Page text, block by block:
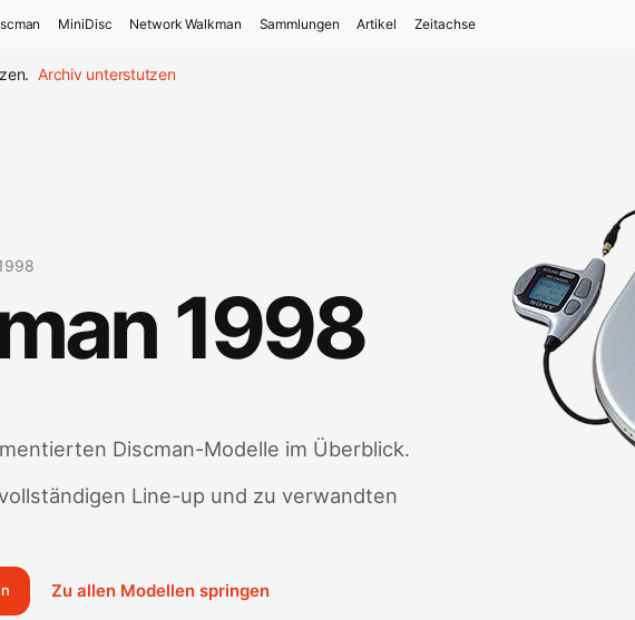
MiniDisc Network Walkman Sammlungen Artikel Zeitachse
Archiv unterstutzen
1998
Discman-Modelle im Überblick.
Line-up und zu verwandten
Zu allen Modellen springen